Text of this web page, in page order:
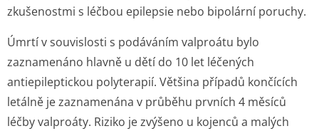
zkušenostmi s léčbou epilepsie nebo bipolární poruchy.
Úmrtí v souvislosti s podáváním valproátu bylo
zaznamenáno hlavně u dětí do 10 let léčených
antiepileptickou polyterapií. Většina případů končících
letálně je zaznamenána v průběhu prvních 4 měsíců
léčby valproáty. Riziko je zvýšeno u kojenců a malých